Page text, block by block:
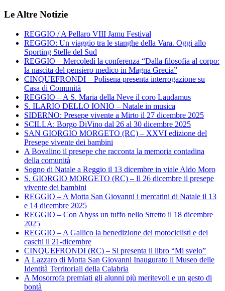
Le Altre Notizie
REGGIO / A Pellaro VIII Jamu Festival
REGGIO: Un viaggio tra le stanghe della Vara. Oggi allo
Sporting Stelle del Sud
REGGIO – Mercoledì la conferenza “Dalla filosofia al corpo:
la nascita del pensiero medico in Magna Grecia”
CINQUEFRONDI – Polisena presenta interrogazione su
Casa di Comunità
REGGIO – A S. Maria della Neve il coro Laudamus
S. ILARIO DELLO IONIO – Natale in musica
SIDERNO: Presepe vivente a Mirto il 27 dicembre 2025
SCILLA: Borgo DiVino dal 26 al 30 dicembre 2025
SAN GIORGIO MORGETO (RC) – XXVI edizione del
Presepe vivente dei bambini
A Bovalino il presepe che racconta la memoria contadina
della comunità
Sogno di Natale a Reggio il 13 dicembre in viale Aldo Moro
S. GIORGIO MORGETO (RC) – Il 26 dicembre il presepe
vivente dei bambini
REGGIO – A Motta San Giovanni i mercatini di Natale il 13
e 14 dicembre 2025
REGGIO – Con Abyss un tuffo nello Stretto il 18 dicembre
2025
REGGIO – A Gallico la benedizione dei motociclisti e dei
caschi il 21-dicembre
CINQUEFRONDI (RC) – Si presenta il libro “Mi svelo”
A Lazzaro di Motta San Giovanni Inaugurato il Museo delle
Identità Territoriali della Calabria
A Mosorrofa premiati gli alunni più meritevoli e un gesto di
bontà